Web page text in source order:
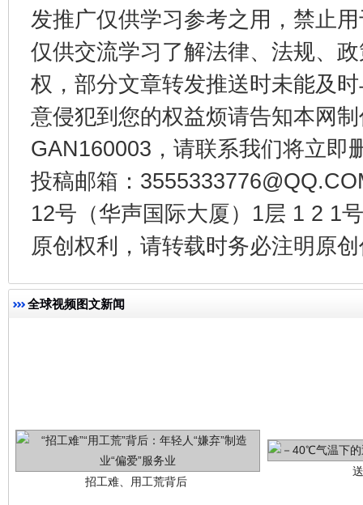
发推广仅供学习参考之用，禁止
仅供交流学习了解法律、法规、
权，部分文章转发推送时未能及
意侵犯到您的权益烦请告知本网
GAN160003，请联系我们将立即
投稿邮箱：
12号（华声国际大厦）1层 1 2 1
原创权利，请转载时务必注明原
全球视频图文新闻
漫山遍野的桃花与雪山、麦地、白藏房 除